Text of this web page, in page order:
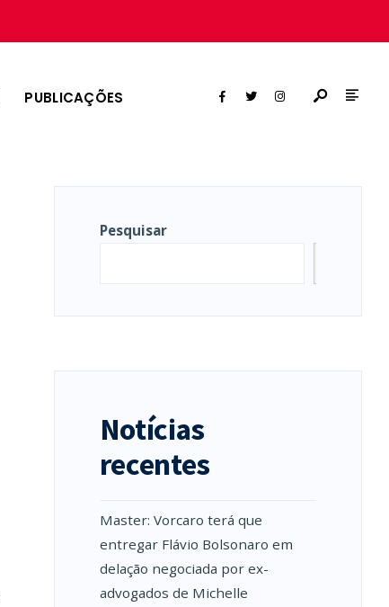
PUBLICAÇÕES
Pesquisar
Notícias
recentes
Master: Vorcaro terá que
entregar Flávio Bolsonaro em
delação negociada por ex-
advogados de Michelle